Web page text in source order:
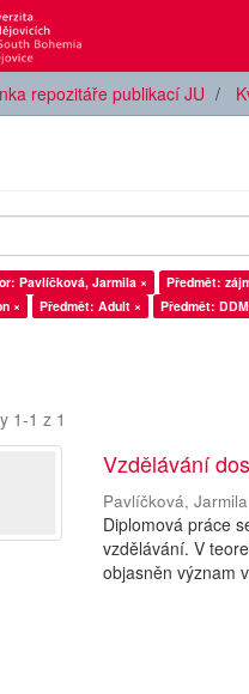
repozitáře publikací JU
Pavlíčková, Jarmila × Předmět:
×
Předmět: Adult × Předmět:
1-1 z 1
Vzdělávání
Pavlíčková, Jarmila
Diplomová práce
vzdělávání. V
objasněn význam